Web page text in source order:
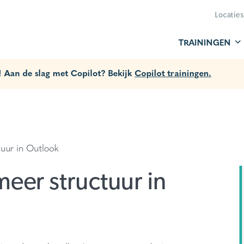
Locaties
TRAININGEN
Aan de slag met Copilot? Bekijk Copilot trainingen.
in Outlook
structuur in